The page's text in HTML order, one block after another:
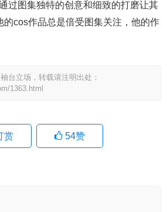
过图集独特的创意和细致的打磨让其
的cos作品总是倍受图集关注，他的作
台立场，转载请注明出处：
1363.html
赏 54赞